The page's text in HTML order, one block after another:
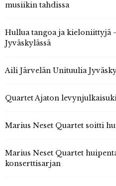
musiikin tahdissa
Hullua tangoa ja kieloniittyjä
Jyväskylässä
Aili Järvelän Unituulia
Quartet Ajaton
Marius Neset Quartet soitti
Marius Neset Quartet
konserttisarjan